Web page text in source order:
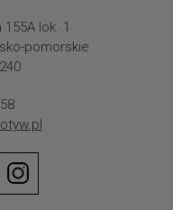
lok. 1
pomorskie